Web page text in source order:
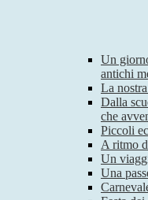
Un
antichi
La
Dalla
che
Piccoli
A ritmo
Un
Una